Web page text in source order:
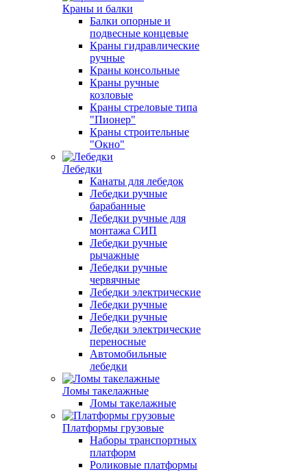
Краны и балки
Балки опорные и
подвесные концевые
Краны гидравлические
ручные
Краны консольные
Краны ручные
козловые
Краны стреловые типа
"Пионер"
Краны строительные
"Окно"
Лебедки
Канаты для лебедок
Лебедки ручные
барабанные
Лебедки ручные для
монтажа СИП
Лебедки ручные
рычажные
Лебедки ручные
червячные
Лебедки электрические
Лебедки ручные
Лебедки ручные
Лебедки электрические
переносные
Автомобильные
лебедки
Ломы такелажные
Ломы такелажные
Платформы грузовые
Наборы транспортных
платформ
Роликовые платформы